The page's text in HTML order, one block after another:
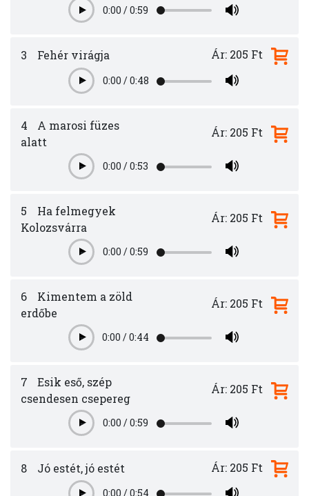
Play0:00 /0:59
3 Fehér virágja
Play0:00 /0:48
Ár: 205 Ft
4
A marosi füzes
alatt
Play0:00 /0:53
Ár: 205 Ft
5
Ha felmegyek
Kolozsvárra
Play0:00 /0:59
Ár: 205 Ft
6
Kimentem a zöld
erdőbe
Play0:00 /0:44
Ár: 205 Ft
7
Esik eső, szép
csendesen csepereg
Play0:00 /0:59
Ár: 205 Ft
8 Jó estét, jó estét
0:00 /0:54
Ár: 205 Ft